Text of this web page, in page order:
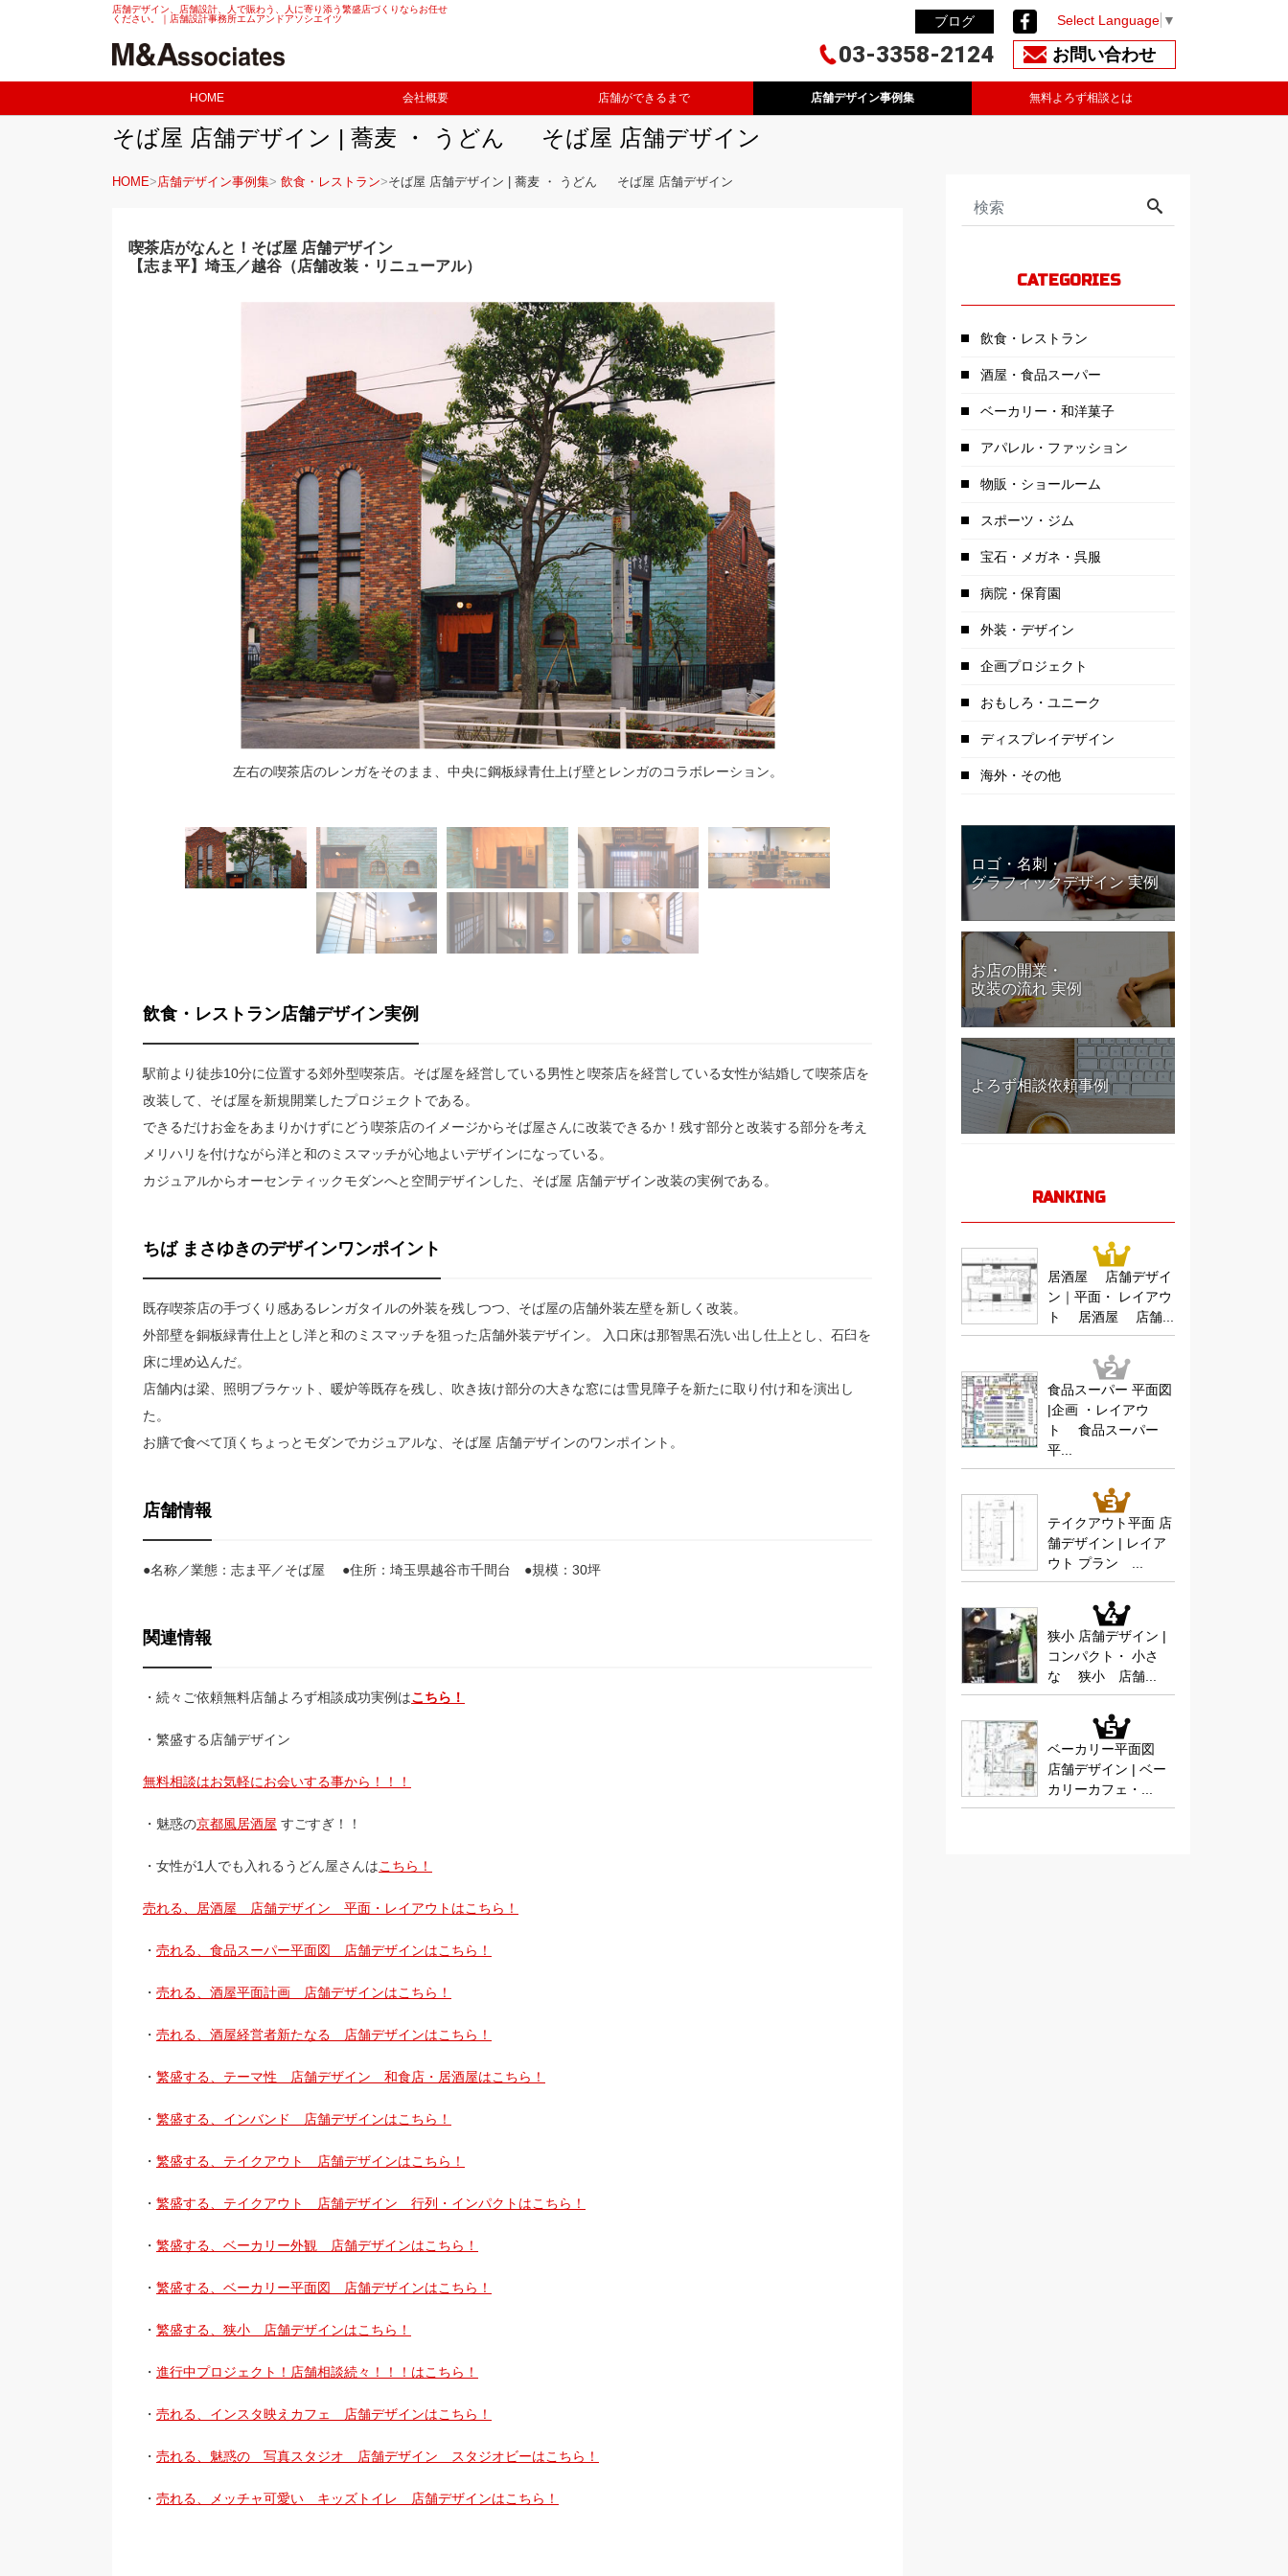
店舗デザイン、店舗設計、人で賑わう、人に寄り添う繁盛店づくりならお任せ
ください。｜店舗設計事務所エムアンドアソシエイツ
Select Language ▼
ブログ
お問い合わせ
03-3358-2124
HOME 会社概要 店舗ができるまで 店舗デザイン事例集 無料よろず相談とは
そば屋 店舗デザイン | 蕎麦 ・ うどん そば屋 店舗デザイン
HOME 店舗デザイン事例集 飲食・レストラン そば屋 店舗デザイン | 蕎麦 ・ うどん そば屋 店舗デザイン
喫茶店がなんと！そば屋 店舗デザイン
【志ま平】埼玉／越谷（店舗改装・リニューアル）
左右の喫茶店のレンガをそのまま、中央に鋼板緑青仕上げ壁とレンガのコラボレーション。
飲食・レストラン店舗デザイン実例
駅前より徒歩10分に位置する郊外型喫茶店。そば屋を経営している男性と喫茶店を経営している女性が結婚して喫茶店を
改装して、そば屋を新規開業したプロジェクトである。
できるだけお金をあまりかけずにどう喫茶店のイメージからそば屋さんに改装できるか！残す部分と改装する部分を考え
メリハリを付けながら洋と和のミスマッチが心地よいデザインになっている。
カジュアルからオーセンティックモダンへと空間デザインした、そば屋 店舗デザイン改装の実例である。
ちば まさゆきのデザインワンポイント
既存喫茶店の手づくり感あるレンガタイルの外装を残しつつ、そば屋の店舗外装左壁を新しく改装。
外部壁を銅板緑青仕上とし洋と和のミスマッチを狙った店舗外装デザイン。 入口床は那智黒石洗い出し仕上とし、石臼を
床に埋め込んだ。
店舗内は梁、照明ブラケット、暖炉等既存を残し、吹き抜け部分の大きな窓には雪見障子を新たに取り付け和を演出し
た。
お膳で食べて頂くちょっとモダンでカジュアルな、そば屋 店舗デザインのワンポイント。
店舗情報
●名称／業態：志ま平／そば屋 ●住所：埼玉県越谷市千間台 ●規模：30坪
関連情報
・続々ご依頼無料店舗よろず相談成功実例はこちら！
・繁盛する店舗デザイン
無料相談はお気軽にお会いする事から！！！
・魅惑の京都風居酒屋 すごすぎ！！
・女性が1人でも入れるうどん屋さんはこちら！
売れる、居酒屋 店舗デザイン 平面・レイアウトはこちら！
・ 売れる、食品スーパー平面図 店舗デザインはこちら！
・ 売れる、酒屋平面計画 店舗デザインはこちら！
・ 売れる、酒屋経営者新たなる 店舗デザインはこちら！
・ 繁盛する、テーマ性 店舗デザイン 和食店・居酒屋はこちら！
・ 繁盛する、インバンド 店舗デザインはこちら！
・ 繁盛する、テイクアウト 店舗デザインはこちら！
・ 繁盛する、テイクアウト 店舗デザイン 行列・インパクトはこちら！
・ 繁盛する、ベーカリー外観 店舗デザインはこちら！
・ 繁盛する、ベーカリー平面図 店舗デザインはこちら！
・ 繁盛する、狭小 店舗デザインはこちら！
・ 進行中プロジェクト！店舗相談続々！！！はこちら！
・ 売れる、インスタ映えカフェ 店舗デザインはこちら！
・ 売れる、魅惑の 写真スタジオ 店舗デザイン スタジオビーはこちら！
・ 売れる、メッチャ可愛い キッズトイレ 店舗デザインはこちら！
CATEGORIES
飲食・レストラン
酒屋・食品スーパー
ベーカリー・和洋菓子
アパレル・ファッション
物販・ショールーム
スポーツ・ジム
宝石・メガネ・呉服
病院・保育園
外装・デザイン
企画プロジェクト
おもしろ・ユニーク
ディスプレイデザイン
海外・その他
ロゴ・名刺・
グラフィックデザイン 実例
お店の開業・
改装の流れ 実例
よろず相談依頼事例
RANKING
居酒屋 店舗デザイ
ン｜平面・ レイアウ
ト 居酒屋 店舗...
食品スーパー 平面図
|企画 ・レイアウ
ト 食品スーパー
平...
テイクアウト平面 店
舗デザイン | レイア
ウト プラン ...
狭小 店舗デザイン |
コンパクト・ 小さ
な 狭小 店舗...
ベーカリー平面図
店舗デザイン | ベー
カリーカフェ・...